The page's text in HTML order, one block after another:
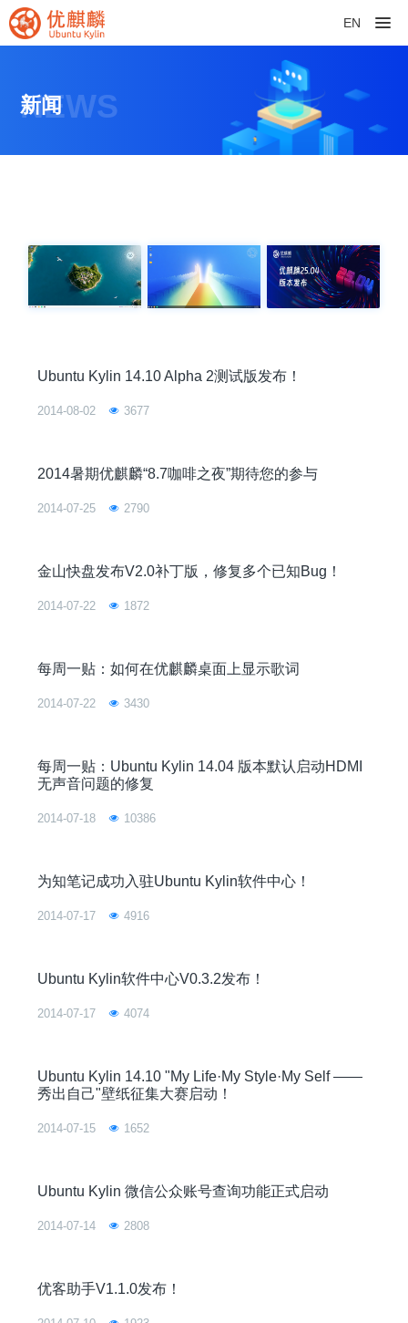
EN
NEWS
新闻
Ubuntu Kylin 14.10 Alpha 2测试版发布！
2014-08-02 3677
2014暑期优麒麟“8.7咖啡之夜”期待您的参与
2014-07-25 2790
金山快盘发布V2.0补丁版，修复多个已知Bug！
2014-07-22 1872
每周一贴：如何在优麒麟桌面上显示歌词
2014-07-22 3430
每周一贴：Ubuntu Kylin 14.04 版本默认启动HDMI
无声音问题的修复
2014-07-18 10386
为知笔记成功入驻Ubuntu Kylin软件中心！
2014-07-17 4916
Ubuntu Kylin软件中心V0.3.2发布！
2014-07-17 4074
Ubuntu Kylin 14.10 "My Life·My Style·My Self ——
秀出自己"壁纸征集大赛启动！
2014-07-15 1652
Ubuntu Kylin 微信公众账号查询功能正式启动
2014-07-14 2808
优客助手V1.1.0发布！